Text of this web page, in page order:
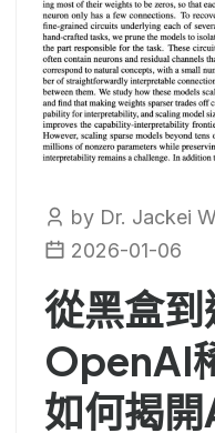
by Dr. Jackei
2026-01-06
從黑盒到
OpenAI
如何揭